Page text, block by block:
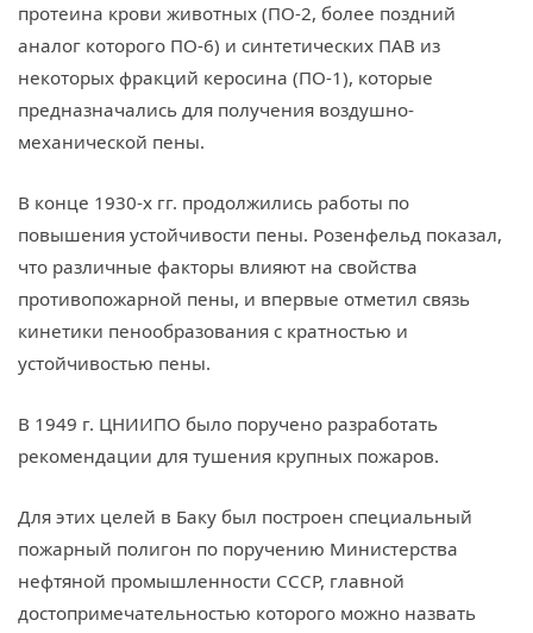
протеина крови животных (ПО-2, более поздний
аналог которого ПО-6) и синтетических ПАВ из
некоторых фракций керосина (ПО-1), которые
предназначались для получения воздушно-
механической пены.
В конце 1930-х гг. продолжились работы по
повышения устойчивости пены. Розенфельд показал,
что различные факторы влияют на свойства
противопожарной пены, и впервые отметил связь
кинетики пенообразования с кратностью и
устойчивостью пены.
В 1949 г. ЦНИИПО было поручено разработать
рекомендации для тушения крупных пожаров.
Для этих целей в Баку был построен специальный
пожарный полигон по поручению Министерства
нефтяной промышленности СССР, главной
достопримечательностью которого можно назвать